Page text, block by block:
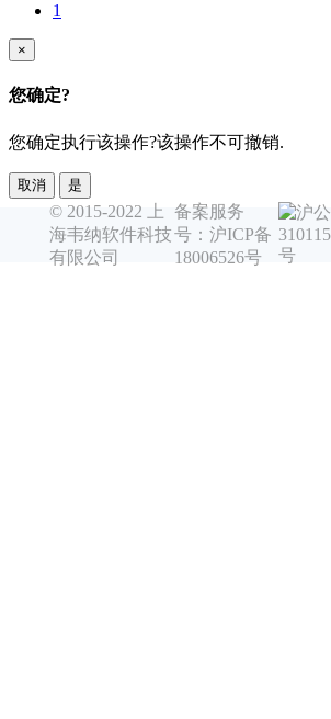
1
×
您确定?
您确定执行该操作?该操作不可撤销.
取消 是
© 2015-2022 上
海韦纳软件科技
有限公司
备案服务
号：沪ICP备
18006526号
沪
号